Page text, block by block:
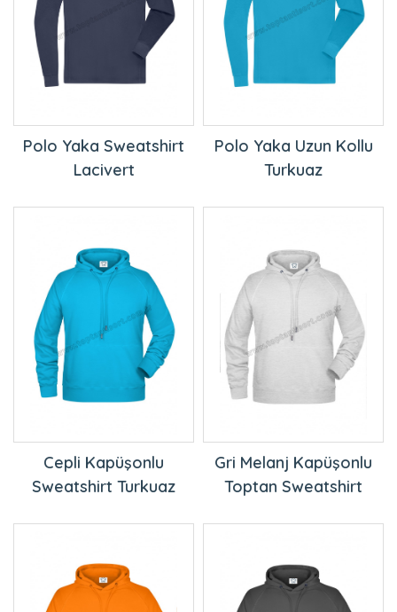
Polo Yaka Sweatshirt
Lacivert
Polo Yaka Uzun Kollu
Turkuaz
Cepli Kapüşonlu
Sweatshirt Turkuaz
Gri Melanj Kapüşonlu
Toptan Sweatshirt